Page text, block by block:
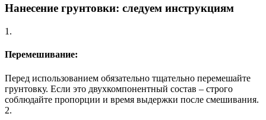
Нанесение грунтовки: следуем инструкциям
1.
Перемешивание:
Перед использованием обязательно тщательно перемешайте
грунтовку. Если это двухкомпонентный состав – строго
соблюдайте пропорции и время выдержки после смешивания.
2.